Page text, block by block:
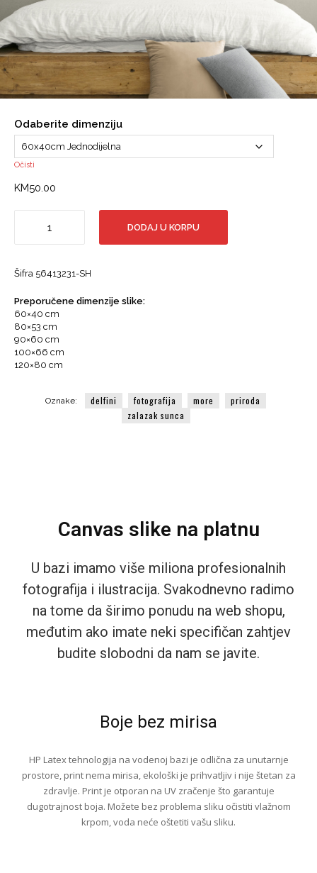
Odaberite dimenziju
Očisti
KM50.00
delfina,
sunca,
More
količina
DODAJ U KORPU
Šifra 56413231-SH
Preporučene dimenzije slike:
60×40 cm
80×53 cm
90×60 cm
100×66 cm
120×80 cm
Oznake: delfini fotografija more
priroda
zalazak sunca
Canvas slike na platnu
U bazi imamo više miliona profesionalnih
fotografija i ilustracija. Svakodnevno radimo
na tome da širimo ponudu na web shopu,
međutim ako imate neki specifičan zahtjev
budite slobodni da nam se javite.
Boje bez mirisa
HP Latex tehnologija na vodenoj bazi je odlična za unutarnje
prostore, print nema mirisa, ekološki je prihvatljiv i nije štetan za
zdravlje. Print je otporan na UV zračenje što garantuje
dugotrajnost boja. Možete bez problema sliku očistiti vlažnom
krpom, voda neće oštetiti vašu sliku.